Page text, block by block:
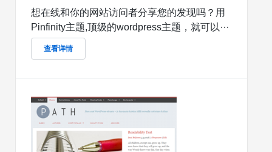
想在线和你的网站访问者分享您的发现吗？用
Pinfinity主题,顶级的wordpress主题，就可以···
查看详情